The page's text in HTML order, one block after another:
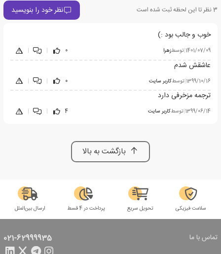
3نظر تا این لحظه ثبت شده است نظر خود را بنویسید
خوب و جالب بود :)
1401/07/09
|توسطزهرا 0
|
|
عاشقش شدم
1399/10/16
|توسطکاربر سایت 0
|
|
ترجمه مزخرفی دارد
1399/06/14
|توسطکاربر سایت 4
|
|
بازگشت به بالا
سلامت فیزیکی تحویل سریع پرداخت در 4 قسط ارسال بین‌الملل
تماس با ما 021-62999935